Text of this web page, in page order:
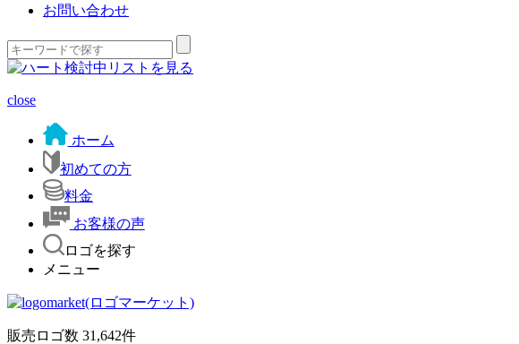
お問い合わせ
検討中リストを見る
close
ホーム
初めての方
料金
お客様の声
ロゴを探す
メニュー
販売ロゴ数 31,642件